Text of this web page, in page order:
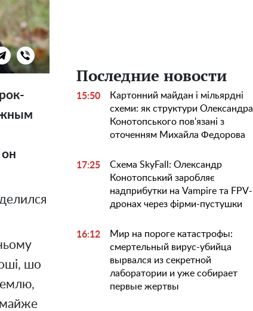
шо
майже
Последние новости
15:50
Картонний майдан і мільярдні
схеми: як структури Олександра
Конотопського пов'язані з
оточенням Михайла Федорова
17:25
Схема SkyFall: Олександр
Конотопський заробляє
надприбутки на Vampire та FPV-
дронах через фірми-пустушки
16:12
Мир на пороге катастрофы:
смертельный вирус-убийца
вырвался из секретной
лаборатории и уже собирает
первые жертвы